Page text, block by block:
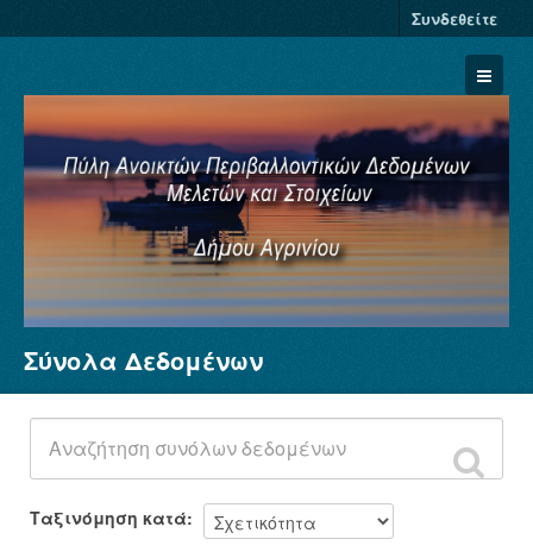
Συνδεθείτε
Σύνολα Δεδομένων
Φορείς
Ομάδες
Σχετικά
Σύνολα Δεδομένων
Ταξινόμηση κατά